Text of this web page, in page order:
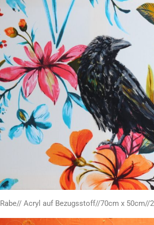
Rabe// Acryl auf Bezugsstoff//70cm x 50cm//